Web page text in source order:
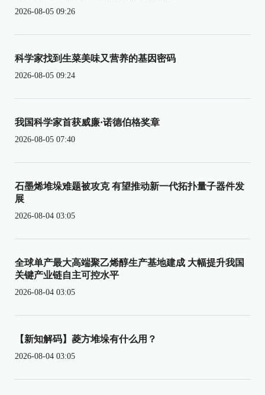
2026-08-05 09:26
科学家找到生菜美味又营养的基因密码
2026-08-05 09:24
我国科学家首获威廉·诺德伯格奖章
2026-08-05 07:40
石墨烯堆垛难题被攻克 有望推动新一代拓扑量子器件发
展
2026-08-04 03:05
全球单产最大高端聚乙烯醇生产基地建成 大幅提升我国
关键产业链自主可控水平
2026-08-04 03:05
【新知解码】菱方堆垛有什么用？
2026-08-04 03:05